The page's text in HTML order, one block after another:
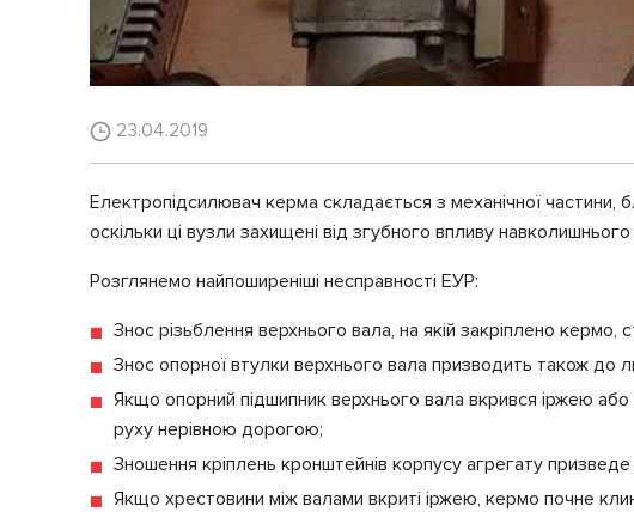
23.04.2019
Електропідсилювач керма складається з механічної
оскільки ці вузли захищені від згубного впливу
Розглянемо найпоширеніші несправності ЕУР:
Знос різьблення верхнього вала, на якій закріплено
Знос опорної втулки верхнього вала призводить також до
Якщо опорний підшипник верхнього вала вкрився іржею або
руху нерівною дорогою;
Зношення кріплень кронштейнів корпусу агрегату
Якщо хрестовини між валами вкриті іржею, кермо почне